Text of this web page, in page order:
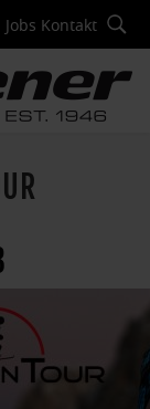
Jobs Kontakt